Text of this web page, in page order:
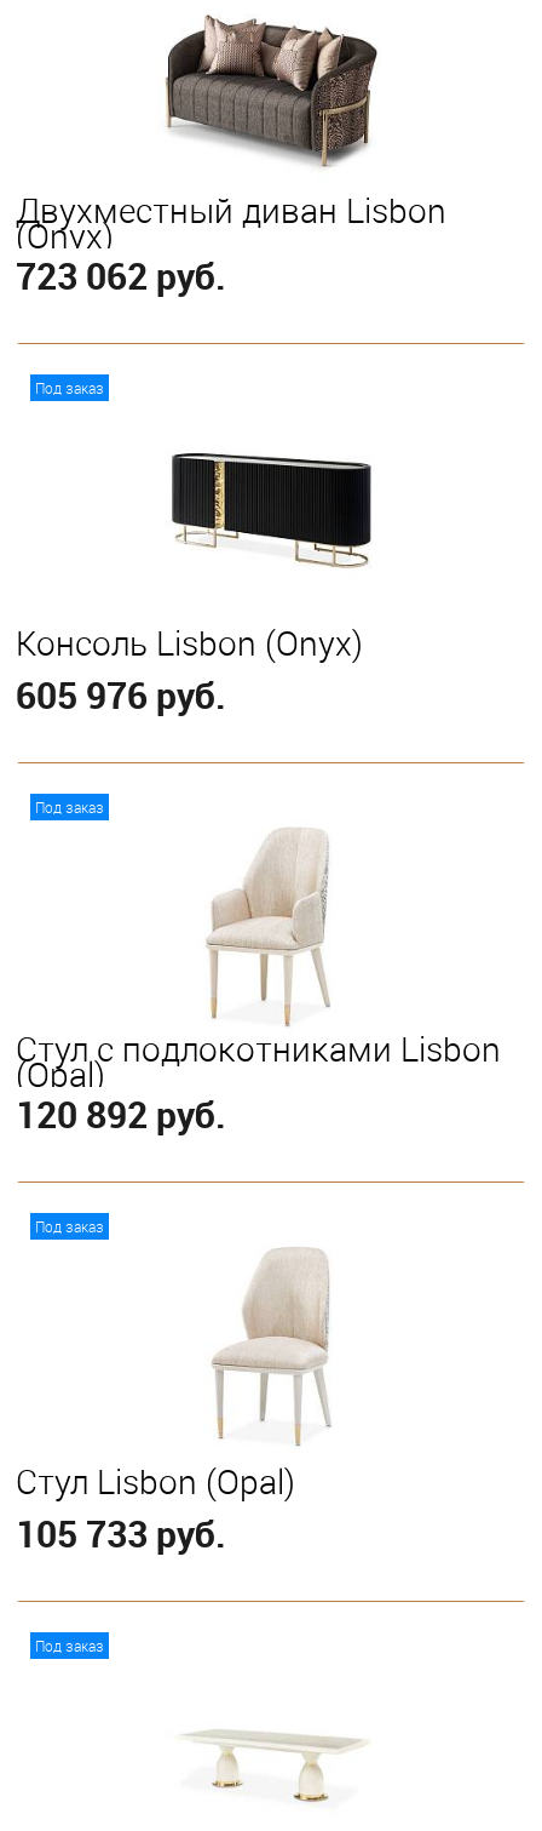
Двухместный диван Lisbon
(Onyx)
723 062 руб.
Под заказ
Консоль Lisbon (Onyx)
605 976 руб.
Под заказ
Стул с подлокотниками Lisbon
(Opal)
120 892 руб.
Под заказ
Стул Lisbon (Opal)
105 733 руб.
Под заказ